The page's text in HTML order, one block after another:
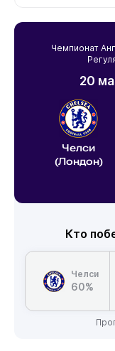
Чемпионат
20
Челси
(Лондон)
Кто
Челси
60%